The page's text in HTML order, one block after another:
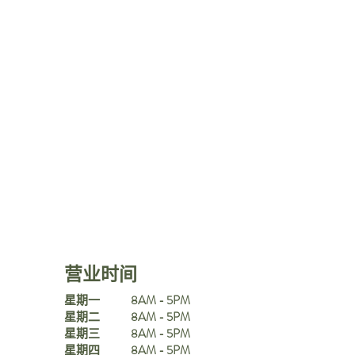
营业时间
8AM - 5PM
8AM - 5PM
8AM - 5PM
8AM - 5PM
星期一
星期二
星期三
星期四